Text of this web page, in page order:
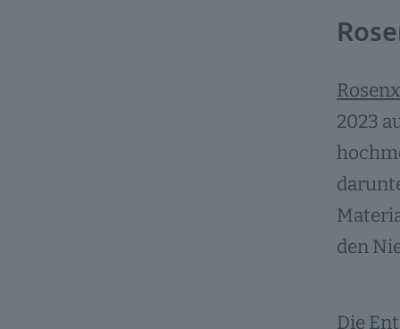
2023
den
Die